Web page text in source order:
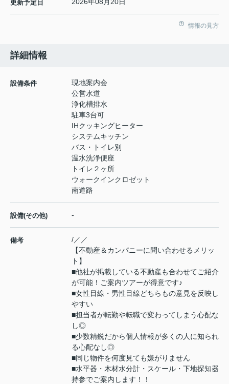
更新予定日
情報の見方
詳細情報
設備条件
現地案内会
公営水道
浄化槽排水
駐車3台可
IHクッキングヒーター
システムキッチン
バス・トイレ別
温水洗浄便座
トイレ２ヶ所
ウォークインクロゼット
南道路
設備(その他) -
備考
/／／
【不動産＆カンパニーに問い合わせるメリッ
ト】
■他社が掲載している不動産も合わせてご紹介
が可能！ご案内ツアーが得意です♪
■女性目線・男性目線どちらもの意見を反映し
やすい
■担当者が転勤や転職で変わってしまう心配な
し◎
■少数精鋭だから個人情報が多くの人に知られ
る心配なし◎
■同じ物件を何度見ても嫌がりません
■水平器・木材水分計・スケール・下地探知器
持参でご案内します！！